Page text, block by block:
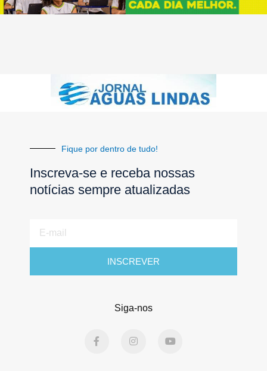
Fique por dentro de tudo!
Inscreva-se e receba nossas
notícias sempre atualizadas
mail
INSCREVER
Siga-nos
a
n
o